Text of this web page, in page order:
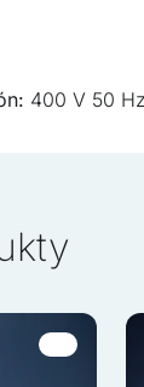
400 V 50
Las cookies
con el sitio,
Las cookies de
que sean
No